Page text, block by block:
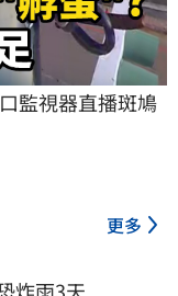
監視器直播斑鳩
更多
炸雨3天